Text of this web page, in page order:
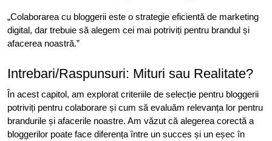
„Colaborarea cu bloggerii este o strategie eficientă de marketing
digital, dar trebuie să alegem cei mai potriviți pentru brandul și
afacerea noastră.”
Intrebari/Raspunsuri: Mituri sau Realitate?
În acest capitol, am explorat criteriile de selecție pentru bloggerii
potriviți pentru colaborare și cum să evaluăm relevanța lor pentru
brandurile și afacerile noastre. Am văzut că alegerea corectă a
bloggerilor poate face diferența între un succes și un eșec în